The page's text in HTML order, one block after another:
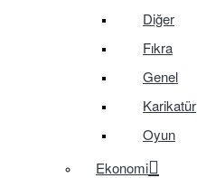
Diğer
Fıkra
Genel
Karikatür
Oyun
Ekonomi